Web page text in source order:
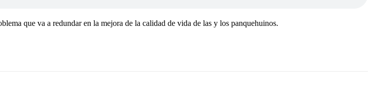
que va a redundar en la mejora de la calidad de vida de las y los panquehuinos.